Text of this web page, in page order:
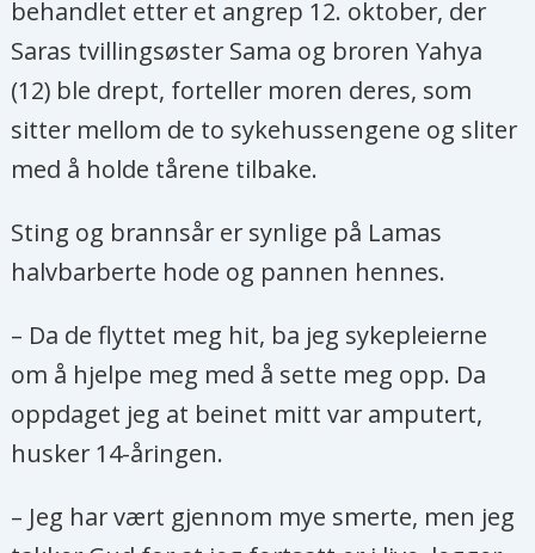
behandlet etter et angrep 12. oktober, der
Saras tvillingsøster Sama og broren Yahya
(12) ble drept, forteller moren deres, som
sitter mellom de to sykehussengene og sliter
med å holde tårene tilbake.
Sting og brannsår er synlige på Lamas
halvbarberte hode og pannen hennes.
– Da de flyttet meg hit, ba jeg sykepleierne
om å hjelpe meg med å sette meg opp. Da
oppdaget jeg at beinet mitt var amputert,
husker 14-åringen.
– Jeg har vært gjennom mye smerte, men jeg